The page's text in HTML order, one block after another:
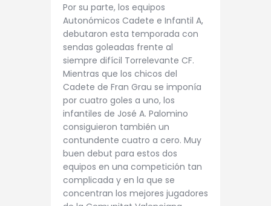
Por su parte, los equipos
Autonómicos Cadete e Infantil A,
debutaron esta temporada con
sendas goleadas frente al
siempre difícil Torrelevante CF.
Mientras que los chicos del
Cadete de Fran Grau se imponía
por cuatro goles a uno, los
infantiles de José A. Palomino
consiguieron también un
contundente cuatro a cero. Muy
buen debut para estos dos
equipos en una competición tan
complicada y en la que se
concentran los mejores jugadores